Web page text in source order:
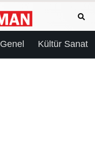
Genel Kültür Sanat